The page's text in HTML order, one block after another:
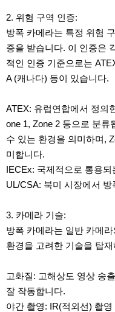
2. 위험 구역 인증:
방폭 카메라는 특정 위험
증을 받습니다. 이 인증은
적인 인증 기준으로는
A (캐나다) 등이 있습니다.
ATEX: 유럽연합에서 정의
one 1, Zone 2 등으로 분류
수 있는 환경을 의미하며,
미합니다.
IECEx: 국제적으로 통용
UL/CSA: 북미 시장에서
3. 카메라 기술:
방폭 카메라는 일반 카메
환경을 고려한 기술을 탑
고화질: 고해상도 영상 송
잘 작동합니다.
야간 촬영: IR(적외선) 촬